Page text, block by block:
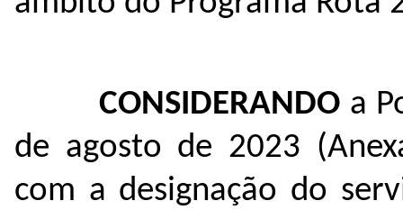
CONSIDERANDO a
de agosto de 2023
com a designação do